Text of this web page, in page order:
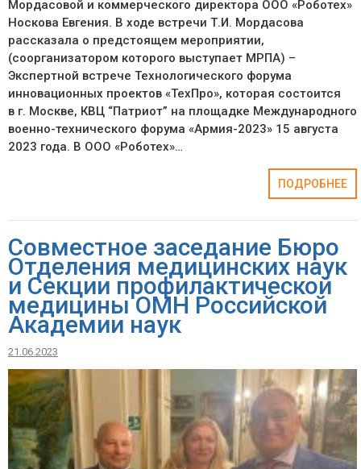
Мордасовой и коммерческого директора ООО «Роботех»
Носкова Евгения. В ходе встречи Т.И. Мордасова
рассказала о предстоящем мероприятии,
(соорганизатором которого выступает МРПА) –
Экспертной встрече Технологического форума
инновационных проектов «ТехПро», которая состоится
в г. Москве, КВЦ “Патриот” на площадке Международного
военно-технического форума «Армия-2023» 15 августа
2023 года. В ООО «Роботех»…
ПОДРОБНЕЕ
Совместное заседание Бюро
Отделения медицинских наук
и Секции профилактической
медицины ОМН Российской
Академии наук
21.06.2023